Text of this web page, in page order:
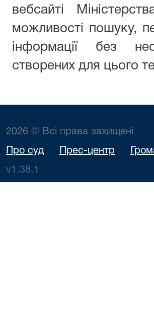
вебсайті
можливості пошуку,
інформації без
створених для цього
2026 © Всі права захищені
Про суд Прес-центр
v1.38.1